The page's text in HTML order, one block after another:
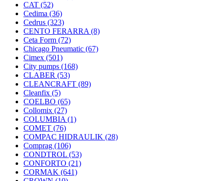
CAT (52)
Cedima (36)
Cedrus (323)
CENTO FERARRA (8)
Ceta Form (72)
Chicago Pneumatic (67)
Cimex (501)
City pumps (168)
CLABER (53)
CLEANCRAFT (89)
Cleanfix (5)
COELBO (65)
Collomix (27)
COLUMBIA (1)
COMET (76)
COMPAC HIDRAULIK (28)
Comprag (106)
CONDTROL (53)
CONFORTO (21)
CORMAK (641)